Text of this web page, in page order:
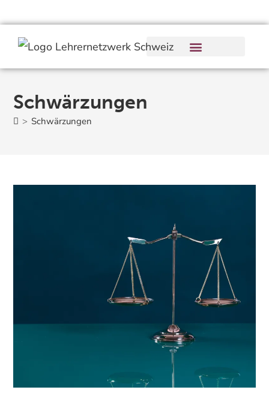
Schwärzungen
> Schwärzungen